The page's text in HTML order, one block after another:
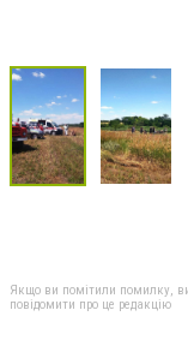
Якщо ви помітили помилку,
повідомити про це редакцію